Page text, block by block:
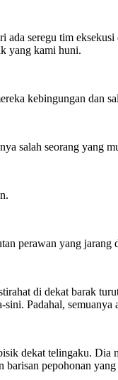
seregu tim
yang kami huni.
kebingungan dan
salah seorang yang
perawan yang
di dekat barak
Padahal, semuanya
dekat telingaku.
barisan pepohonan